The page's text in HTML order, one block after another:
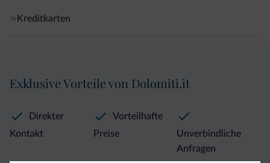
Kreditkarten
Exklusive Vorteile von Dolomiti.it
Direkter
Kontakt
Vorteilhafte
Preise
Unverbindliche
Anfragen